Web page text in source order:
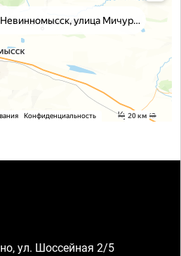
ул. Шоссейная 2/5